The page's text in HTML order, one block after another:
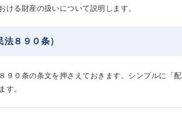
る財産の扱いについて説明します。
８９０条）
９０条の条文を押さえておきます。シンプルに「配
。